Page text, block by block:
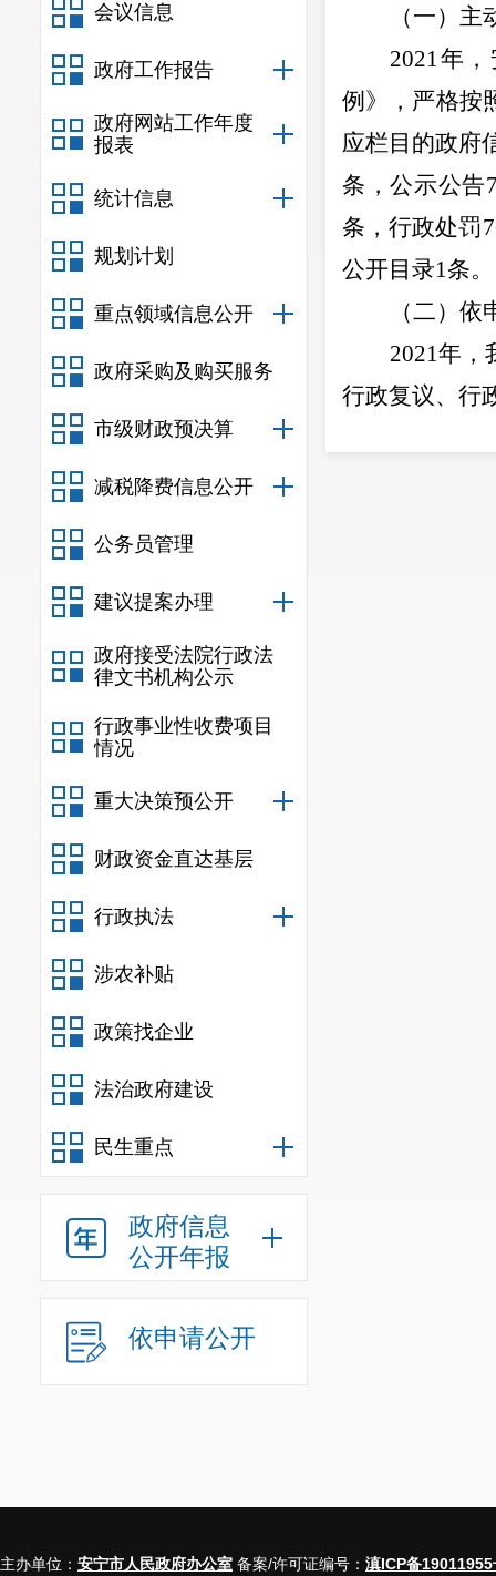
会议信息
政府工作报告
政府网站工作年度
报表
统计信息
规划计划
重点领域信息公开
政府采购及购买服务
市级财政预决算
减税降费信息公开
公务员管理
建议提案办理
政府接受法院行政法
律文书机构公示
行政事业性收费项目
情况
重大决策预公开
财政资金直达基层
行政执法
涉农补贴
政策找企业
法治政府建设
民生重点
政府信息
公开年报
依申请公开
（一）
2021年，
例》， 严格按
应栏目的政府
条，公示公告
条，行政处罚7
公开目录1条。
（二）依
2021年，
行政复议、行
三、收到和
主办单位： 安宁市人民政府办公室 备案/许可证编号： 滇ICP备